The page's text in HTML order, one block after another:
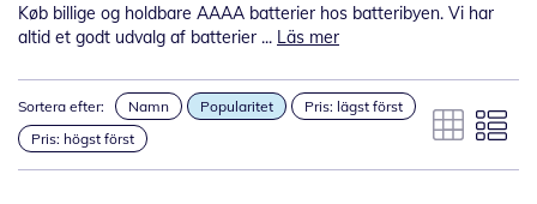
Køb billige og holdbare AAAA batterier hos batteribyen. Vi har
altid et godt udvalg af batterier ... Läs mer
Sortera efter: Namn Popularitet
Pris: lägst först
Pris: högst först